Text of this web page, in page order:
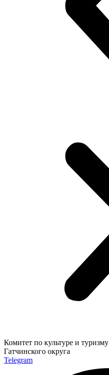
Комитет по культуре и туризму
Гатчинского округа
Telegram